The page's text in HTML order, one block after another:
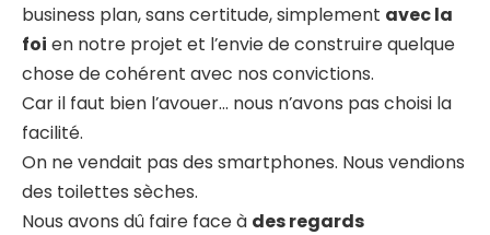
business plan, sans certitude, simplement avec la
foi en notre projet et l’envie de construire quelque
chose de cohérent avec nos convictions.
Car il faut bien l’avouer… nous n’avons pas choisi la
facilité.
On ne vendait pas des smartphones. Nous vendions
des toilettes sèches.
Nous avons dû faire face à des regards